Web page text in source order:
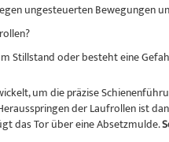
ungesteuerten Bewegungen
Stillstand oder besteht eine
um die präzise
der Laufrollen ist
das Tor über eine Absetzmulde.